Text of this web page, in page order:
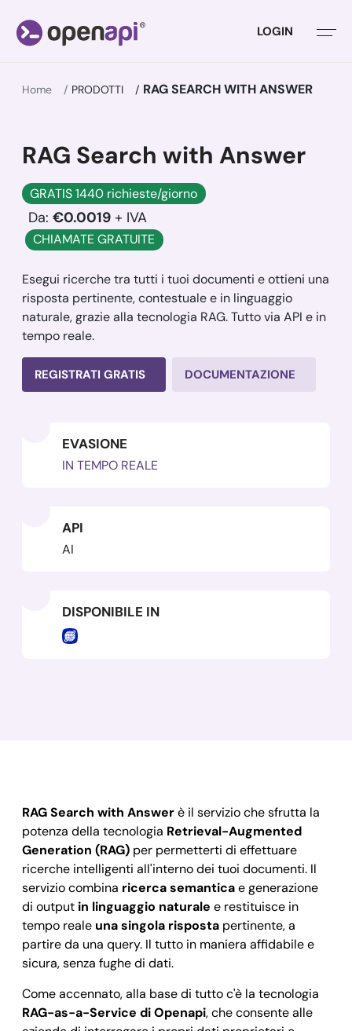
LOGIN
Home PRODOTTI RAG SEARCH WITH ANSWER
RAG Search with Answer
GRATIS 1440 richieste/giorno
Da: €0.0019 + IVA
CHIAMATE GRATUITE
Esegui ricerche tra tutti i tuoi documenti e ottieni una
risposta pertinente, contestuale e in linguaggio
naturale, grazie alla tecnologia RAG. Tutto via API e in
tempo reale.
REGISTRATI GRATIS DOCUMENTAZIONE
EVASIONE
IN TEMPO REALE
API
AI
DISPONIBILE IN
RAG Search with Answerè il servizio che sfrutta la
potenza della tecnologia Retrieval-Augmented
Generation (RAG) per permetterti di effettuare
ricerche intelligenti all'interno dei tuoi documenti. Il
servizio combina ricerca semanticae generazione
di output in linguaggio naturale e restituisce in
tempo reale una singola risposta pertinente, a
partire da una query. Il tutto in maniera affidabile e
sicura, senza fughe di dati.
Come accennato, alla base di tutto c'è la tecnologia
RAG-as-a-Service di Openapi, che consente alle